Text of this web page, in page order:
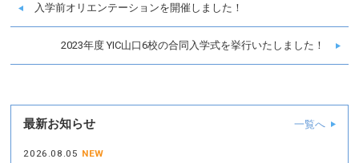
入学前オリエンテーションを開催しました！
2023年度 YIC山口6校の合同入学式を挙行いたしました！
最新お知らせ 一覧へ
2026.08.05 NEW